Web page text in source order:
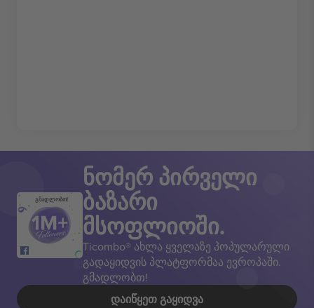
გმადლობთ!
ნომერ პირველი
ბაზარი
მსოფლიოში.
Ticombo® ახლა ყველაზე პოპულარული
გადაყიდვის პლატფორმაა ევროპაში.
გმადლობთ!
ᲓᲐᲘᲬᲧᲔᲗ ᲒᲐᲧᲘᲓᲕᲐ